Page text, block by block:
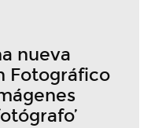
nueva
Fotográfico